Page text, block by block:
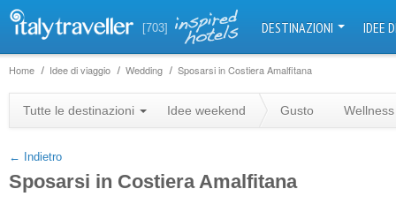
[703] DESTINAZIONI IDEE
Home Idee di viaggio Wedding Sposarsi in Costiera Amalfitana
Tutte le destinazioni Idee weekend Gusto Wellness
← Indietro
Sposarsi in Costiera Amalfitana